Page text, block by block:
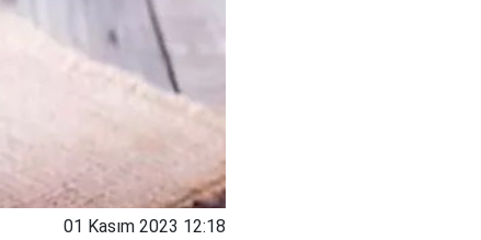
01 Kasım 2023 12:18